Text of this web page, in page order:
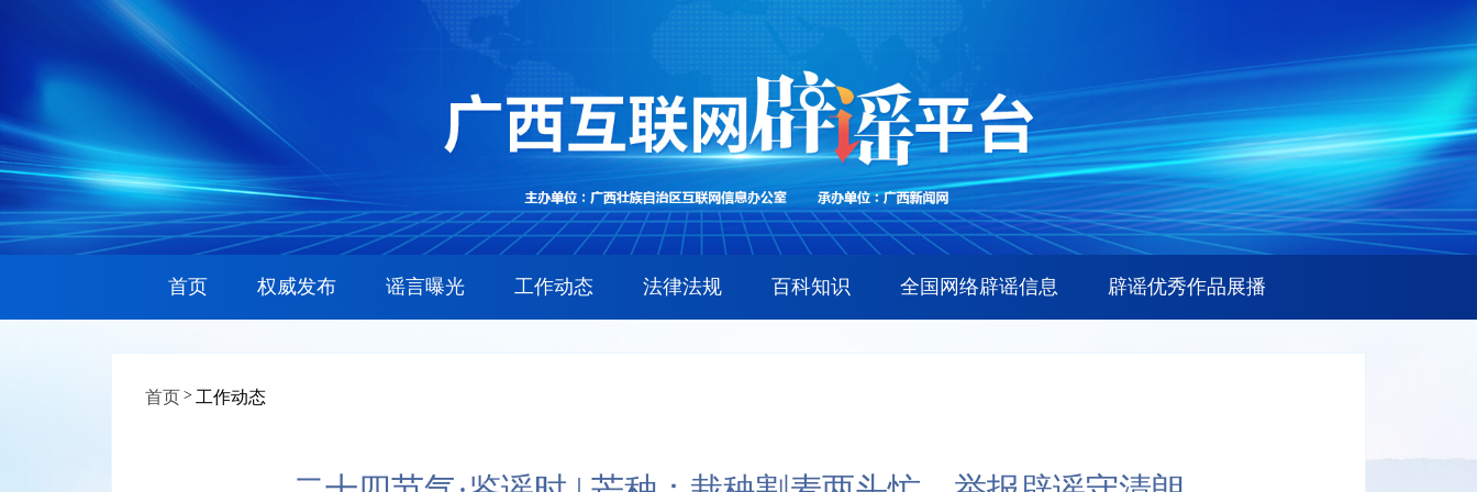
首页 权威发布 谣言曝光 工作动态 法律法规 百科知识 全国网络辟谣信息 辟谣优秀作品展播
首页 > 工作动态